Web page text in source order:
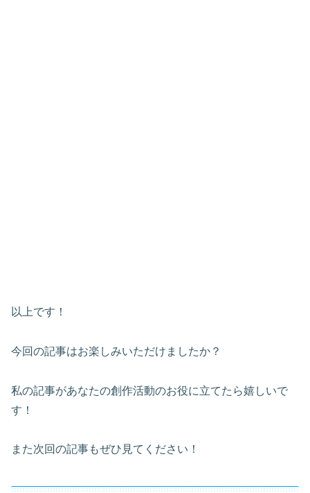
以上です！
今回の記事はお楽しみいただけましたか？
私の記事があなたの創作活動のお役に立てたら嬉しいで
す！
また次回の記事もぜひ見てください！